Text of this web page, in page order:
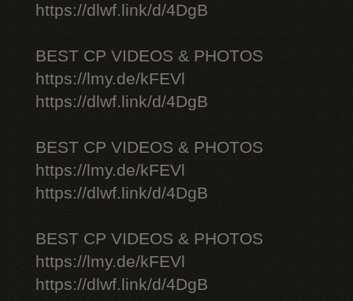
https://dlwf.link/d/4DgB
BEST CP VIDEOS & PHOTOS
https://lmy.de/kFEVl
https://dlwf.link/d/4DgB
BEST CP VIDEOS & PHOTOS
https://lmy.de/kFEVl
https://dlwf.link/d/4DgB
BEST CP VIDEOS & PHOTOS
https://lmy.de/kFEVl
https://dlwf.link/d/4DgB